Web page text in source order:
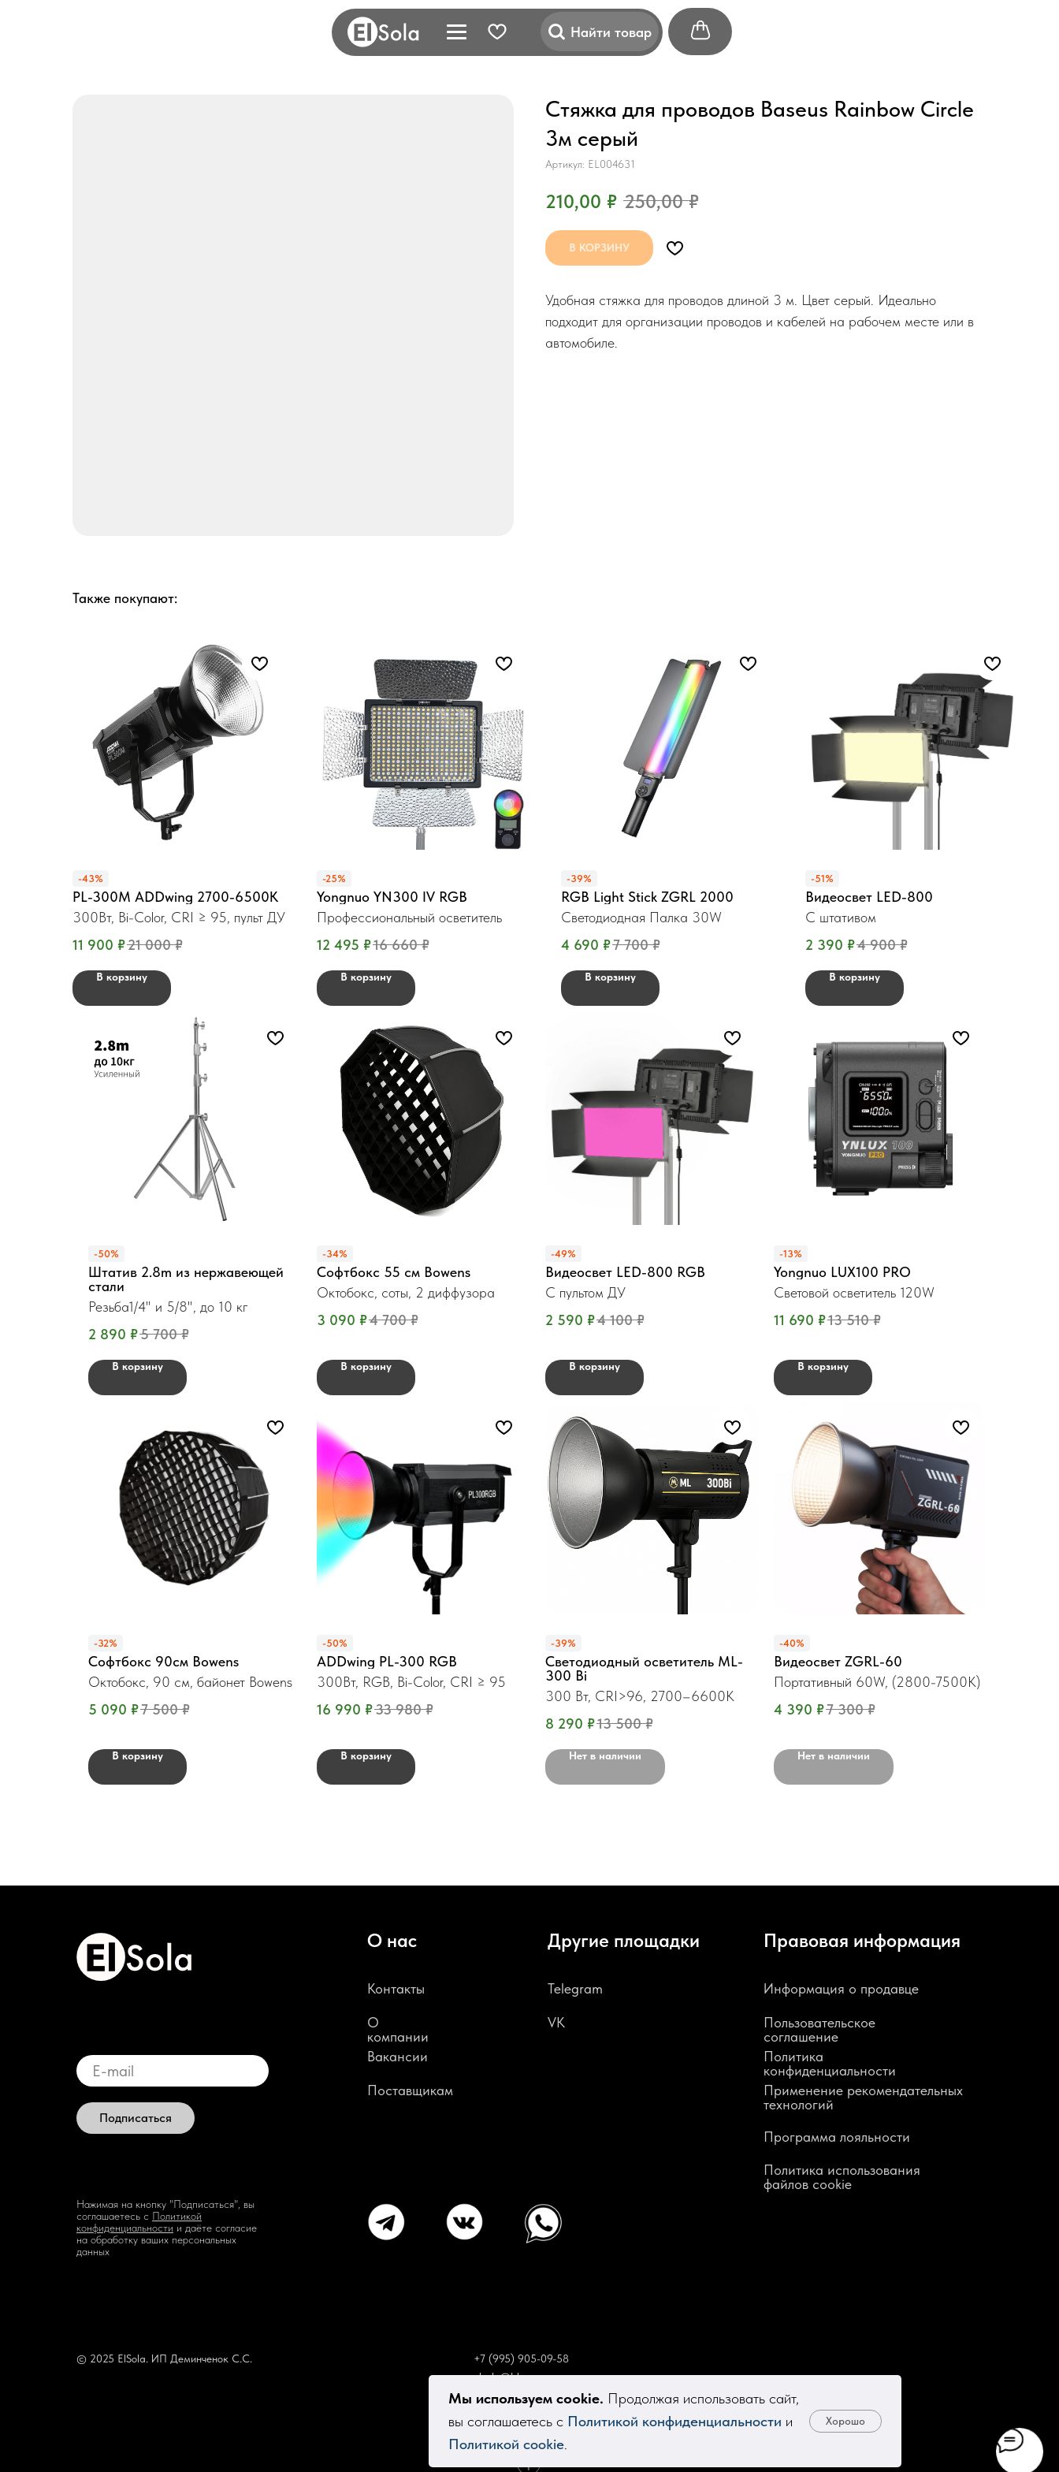
Найти товар
Стяжка для проводов Baseus Rainbow Circle
3м серый
Артикул: EL004631
210,00 ₽ 250,00 ₽
В КОРЗИНУ
Удобная стяжка для проводов длиной 3 м. Цвет серый. Идеально
подходит для организации проводов и кабелей на рабочем месте или в
автомобиле.
Также покупают:
-43%
PL-300М ADDwing 2700-6500K
300Вт, Bi-Color, CRI ≥ 95, пульт ДУ
11 900 ₽21 000 ₽
В корзину
-25%
Yongnuo YN300 IV RGB
Профессиональный осветитель
12 495 ₽16 660 ₽
В корзину
-39%
RGB Light Stick ZGRL 2000
Светодиодная Палка 30W
4 690 ₽7 700 ₽
В корзину
-51%
Видеосвет LED-800
С штативом
2 390 ₽4 900 ₽
В корзину
-50%
Штатив 2.8m из нержавеющей
стали
Резьба1/4" и 5/8", до 10 кг
2 890 ₽5 700 ₽
В корзину
-34%
Софтбокс 55 см Bowens
Октобокс, соты, 2 диффузора
3 090 ₽4 700 ₽
В корзину
-49%
Видеосвет LED-800 RGB
С пультом ДУ
2 590 ₽4 100 ₽
В корзину
-13%
Yongnuo LUX100 PRO
Световой осветитель 120W
11 690 ₽13 510 ₽
В корзину
-32%
Софтбокс 90см Bowens
Октобокс, 90 см, байонет Bowens
5 090 ₽7 500 ₽
В корзину
-50%
ADDwing PL-300 RGB
300Вт, RGB, Bi-Color, CRI ≥ 95
16 990 ₽33 980 ₽
В корзину
-39%
Светодиодный осветитель ML-
300 Bi
300 Вт, CRI>96, 2700–6600K
8 290 ₽13 500 ₽
Нет в наличии
-40%
Видеосвет ZGRL-60
Портативный 60W, (2800-7500K)
4 390 ₽7 300 ₽
Нет в наличии
Мы используем cookie. Продолжая использовать сайт,
вы соглашаетесь с Политикой конфиденциальности и
Политикой cookie.
Хорошо
Подписаться
Нажимая на кнопку "Подписаться", вы
соглашаетесь с Политикой
конфиденциальности и даёте согласие
на обработку ваших персональных
данных
Пользовательское
соглашение
Политика
конфиденциальности
Программа лояльности
Политика использования
файлов cookie
elsola@bk.ru
Применение рекомендательных
технологий
Информация о продавце
Контакты
© 2025 ElSola. ИП Деминченок С.С.
Поставщикам
Вакансии
О
компании
Telegram
VK
Правовая информация
О нас Другие площадки
+7 (995) 905-09-58